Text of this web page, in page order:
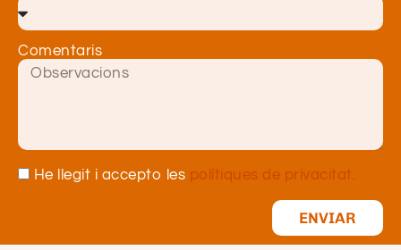
Comentaris
He llegit i accepto les polítiques de privacitat.
ENVIAR